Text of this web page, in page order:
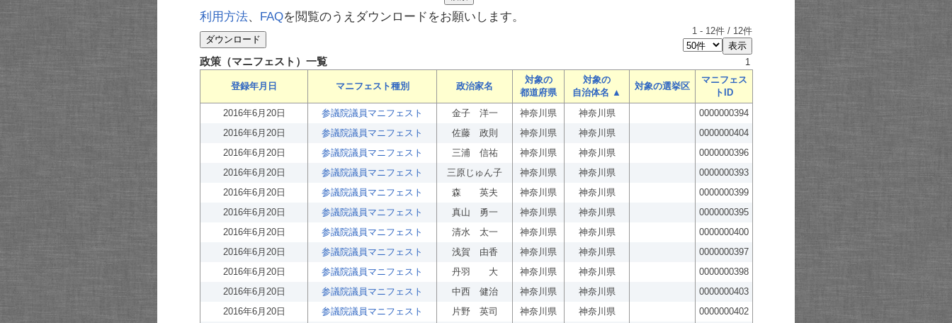
利用方法、 FAQを閲覧のうえダウンロードをお願いします。
1 - 12件 / 12件
政策（マニフェスト）一覧 1
登録年月日 マニフェスト種別 政治家名
対象の
都道府県
対象の
自治体名 ▲
対象の選挙区
マニフェス
トID
2016年6月20日
参議院議員マニフェスト 金子 洋一 神奈川県 神奈川県
0000000394
2016年6月20日
参議院議員マニフェスト 佐藤 政則 神奈川県 神奈川県
0000000404
2016年6月20日
参議院議員マニフェスト 三浦 信祐 神奈川県 神奈川県
0000000396
2016年6月20日
参議院議員マニフェスト 三原じゅん子 神奈川県 神奈川県
0000000393
2016年6月20日
参議院議員マニフェスト 森 英夫 神奈川県 神奈川県
0000000399
2016年6月20日
参議院議員マニフェスト 真山 勇一 神奈川県 神奈川県
0000000395
2016年6月20日
参議院議員マニフェスト 清水 太一 神奈川県 神奈川県
0000000400
2016年6月20日
参議院議員マニフェスト 浅賀 由香 神奈川県 神奈川県
0000000397
2016年6月20日
参議院議員マニフェスト 丹羽 大 神奈川県 神奈川県
0000000398
2016年6月20日
参議院議員マニフェスト 中西 健治 神奈川県 神奈川県
0000000403
2016年6月20日
参議院議員マニフェスト 片野 英司 神奈川県 神奈川県
0000000402